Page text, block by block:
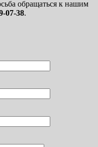
обращаться к нашим
07-38.